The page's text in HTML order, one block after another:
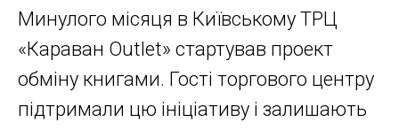
Минулого місяця в Київському ТРЦ
«Караван Outlet» стартував проект
обміну книгами. Гості торгового центру
підтримали цю ініціативу і залишають